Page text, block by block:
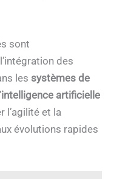
sont
des
les systèmes de
intelligence artificielle
l’agilité et la
évolutions rapides